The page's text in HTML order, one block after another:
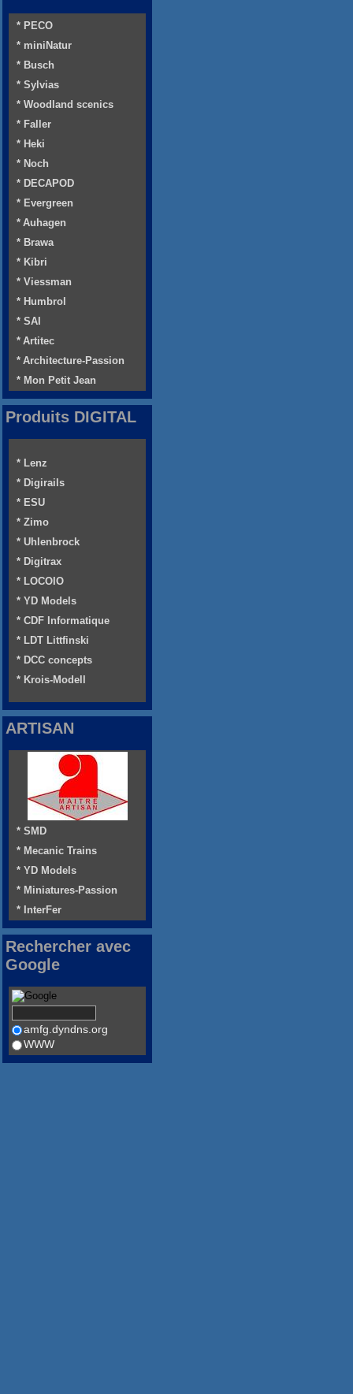
* PECO
* miniNatur
* Busch
* Sylvias
* Woodland scenics
* Faller
* Heki
* Noch
* DECAPOD
* Evergreen
* Auhagen
* Brawa
* Kibri
* Viessman
* Humbrol
* SAI
* Artitec
* Architecture-Passion
* Mon Petit Jean
Produits DIGITAL
* Lenz
* Digirails
* ESU
* Zimo
* Uhlenbrock
* Digitrax
* LOCOIO
* YD Models
* CDF Informatique
* LDT Littfinski
* DCC concepts
* Krois-Modell
ARTISAN
* SMD
* Mecanic Trains
* YD Models
* Miniatures-Passion
* InterFer
Rechercher avec
Google
amfg.dyndns.org
WWW